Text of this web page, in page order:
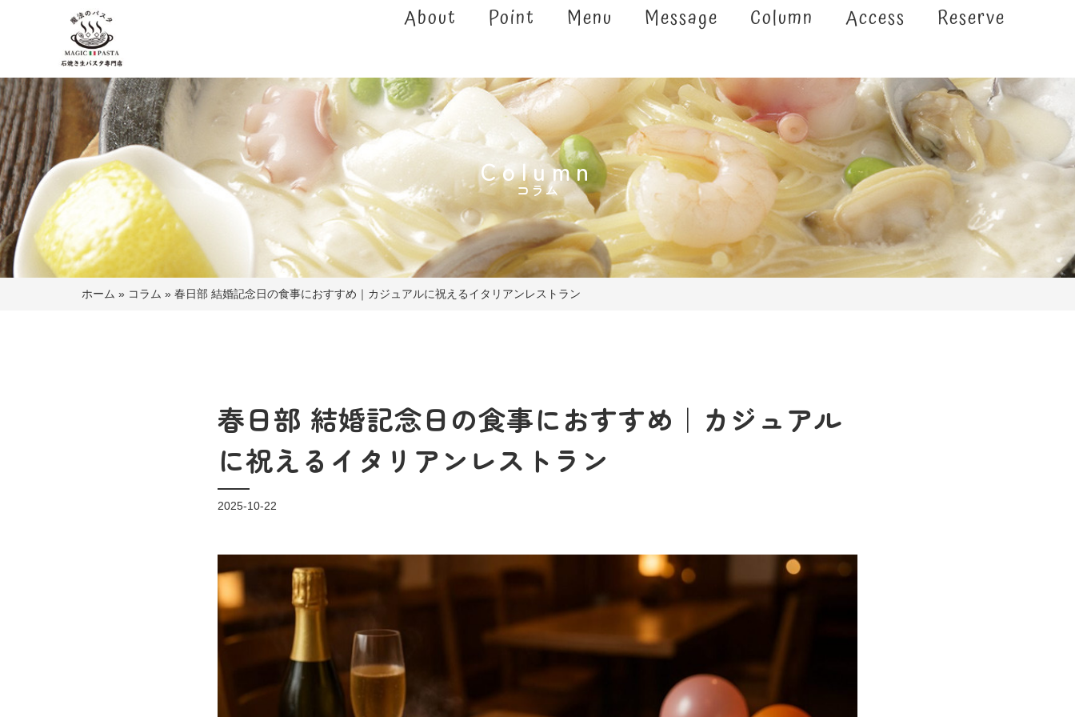
About Point Menu Message Column Access Reserve
Column
コラム
ホーム » コラム » 春日部 結婚記念日の食事におすすめ｜カジュアルに祝えるイタリアンレストラン
春日部 結婚記念日の食事におすすめ｜カジュアル
に祝えるイタリアンレストラン
2025-10-22